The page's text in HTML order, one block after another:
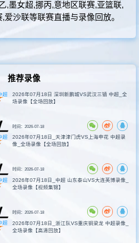
,墨女超,挪丙,意地区联赛,亚篮联,
沙联等联赛直播与录像回放。
推荐录像
超
2026年07月18日 深圳新鹏城VS武汉三镇 中超_全
场录像【全场回放】
时间：2026-07-18
超
2026年07月18日_天津津门虎VS上海申花 中超录
像_全场录像【全场回放】
时间：2026-07-18
超
2026年07月18日_中超 山东泰山VS大连英博录像_
全场录像【视频集锦】
时间：2026-07-18
超
2026年07月18日_浙江队VS重庆铜梁龙 中超录像_
全场录像【高清回放】